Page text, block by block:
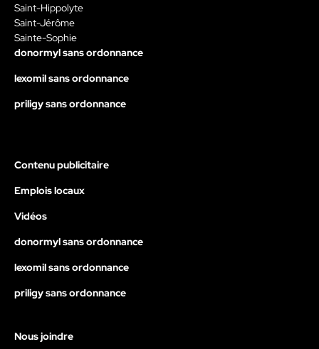
Saint-Hippolyte
Saint-Jérôme
Sainte-Sophie
donormyl sans ordonnance
lexomil sans ordonnance
priligy sans ordonnance
Contenu publicitaire
Emplois locaux
Vidéos
donormyl sans ordonnance
lexomil sans ordonnance
priligy sans ordonnance
Nous joindre